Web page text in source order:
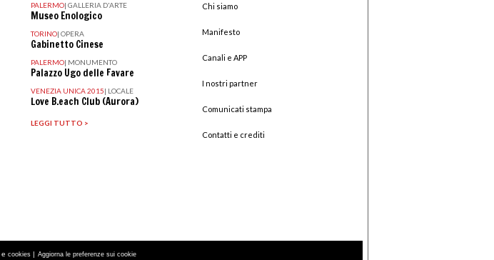
PALERMO| GALLERIA D'ARTE
Museo Enologico
TORINO| OPERA
Gabinetto Cinese
PALERMO| MONUMENTO
Palazzo Ugo delle Favare
VENEZIA UNICA 2015| LOCALE
Love B.each Club (Aurora)
LEGGI TUTTO >
Chi siamo
Manifesto
Canali e APP
I nostri partner
Comunicati stampa
Contatti e crediti
e cookies | Aggiorna le preferenze sui cookie